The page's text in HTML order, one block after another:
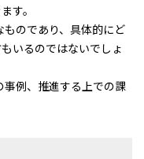
す。
ものであり、具体的にど
いるのではないでしょ
例、推進する上での課